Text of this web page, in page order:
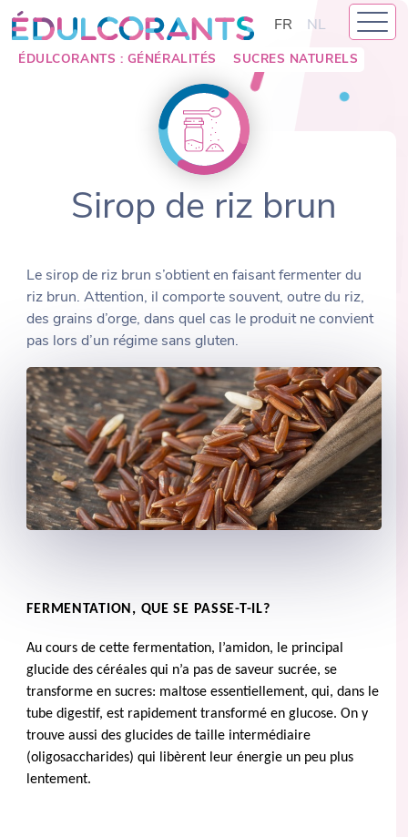
Skip
to
content
FR NL
ÉDULCORANTS : GÉNÉRALITÉS SUCRES NATURELS
Sirop de riz brun
Le sirop de riz brun s’obtient en faisant fermenter du
riz brun. Attention, il comporte souvent, outre du riz,
des grains d’orge, dans quel cas le produit ne convient
pas lors d’un régime sans gluten.
FERMENTATION, QUE SE PASSE-T-IL?
Au cours de cette fermentation, l’amidon, le principal
glucide des céréales qui n’a pas de saveur sucrée, se
transforme en sucres: maltose essentiellement, qui, dans le
tube digestif, est rapidement transformé en glucose. On y
trouve aussi des glucides de taille intermédiaire
(oligosaccharides) qui libèrent leur énergie un peu plus
lentement.